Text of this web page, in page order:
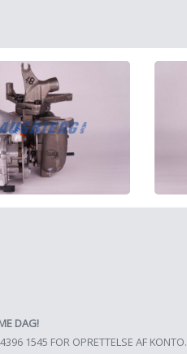
DAG!
1545 FOR OPRETTELSE AF KONTO.